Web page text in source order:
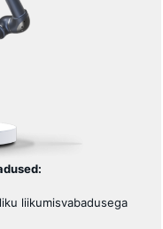
liikumisvabadusega